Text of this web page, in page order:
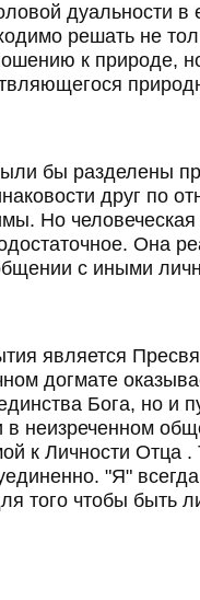
дуальности в
решать не
к природе,
бы разделены
друг по
Но человеческая
Она
с иными
является
догмате
Богa, но и
неизреченном
к Личности Отца .
"Я"
того чтобы быть